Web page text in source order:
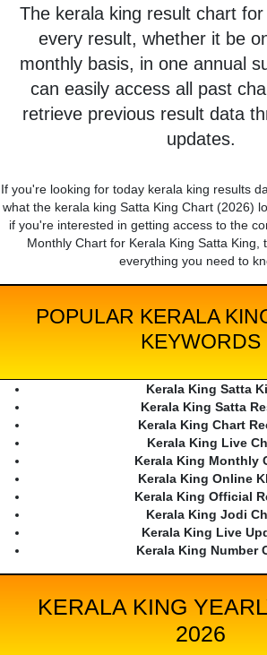
The kerala king result chart
every result, whether it be
monthly basis, in one annual
can easily access all past
retrieve previous result data
updates.
If you're looking for today kerala king results
what the kerala king Satta King Chart (2026)
if you're interested in getting access to the
Monthly Chart for Kerala King Satta King,
everything you need to
POPULAR KERALA
KEYWORDS
Kerala King Satta
Kerala King Satta
Kerala King Chart
Kerala King Live
Kerala King Monthly
Kerala King Online
Kerala King Official
Kerala King Jodi
Kerala King Live
Kerala King Number
KERALA KING
2026